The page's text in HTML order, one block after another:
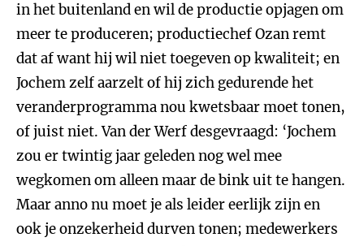
in het buitenland en wil de productie opjagen om
meer te produceren; productiechef Ozan remt
dat af want hij wil niet toegeven op kwaliteit; en
Jochem zelf aarzelt of hij zich gedurende het
veranderprogramma nou kwetsbaar moet tonen,
of juist niet. Van der Werf desgevraagd: ‘Jochem
zou er twintig jaar geleden nog wel mee
wegkomen om alleen maar de bink uit te hangen.
Maar anno nu moet je als leider eerlijk zijn en
ook je onzekerheid durven tonen; medewerkers